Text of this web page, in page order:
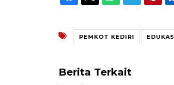
PEMKOT KEDIRI
Berita Terkait